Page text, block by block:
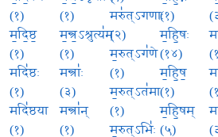
(१)
म॒दि॒ष्ठ॒
(१)
मदि॑ष्ठः
(१)
मदि॑ष्ठया
(१)
(१)
म॒न्त्र॒ऽश्रुत्य॑म्
(१)
मन्त्राः॑
(३)
मन्त्रा॑न्
(१)
मरु॑त्ऽगणाः
(२)
म॒रुत्ऽग॑णे
(१)
म॒रुत्ऽत॑मा
(१)
म॒रुत्ऽभिः॑
(१)
म॒हि॒षः
(१४)
म॒हि॒ष॒
(१)
म॒हि॒षम्
(५)